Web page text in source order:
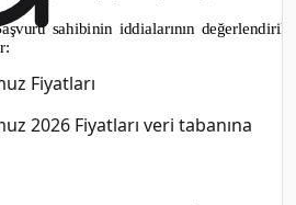
Fiyatları
2026 Fiyatları veri tabanına
sahibinin iddialarının